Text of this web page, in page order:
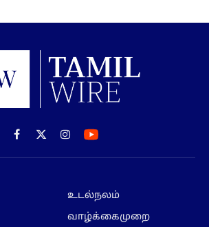
Facebook
X
(Twitter)
Instagram
உடல்நலம்
வாழ்க்கைமுறை